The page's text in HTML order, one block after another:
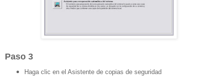
Paso 3
Haga clic en el Asistente de copias de seguridad